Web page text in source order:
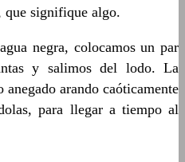
que signifique algo.
negra, colocamos un par
y salimos del lodo. La
arando caóticamente
para llegar a tiempo al